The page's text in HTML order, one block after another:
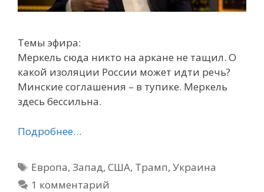
Темы эфира:
Меркель сюда никто на аркане не тащил. О
какой изоляции России может идти речь?
Минские соглашения – в тупике. Меркель
здесь бессильна.
Подробнее…
Метки
Европа,Запад,США, Трамп,Украина
1 комментарий